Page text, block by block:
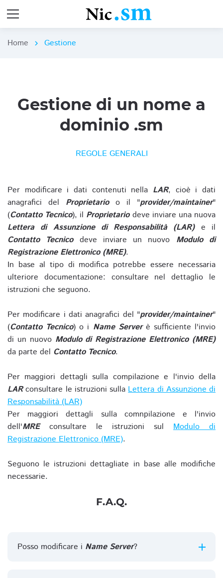
Home chevron_right Gestione
Gestione di un nome a
dominio .sm
REGOLE GENERALI
Per modificare i dati contenuti nella LAR, cioè i dati
anagrafici del Proprietarioo il "provider/maintainer"
(Contatto Tecnico), il Proprietariodeve inviare una nuova
Lettera di Assunzione di Responsabilità (LAR)e il
Contatto Tecnicodeve inviare un nuovo Modulo di
Registrazione Elettronico (MRE).
In base al tipo di modifica potrebbe essere necessaria
ulteriore documentazione: consultare nel dettaglio le
istruzioni che seguono.
Per modificare i dati anagrafici del "provider/maintainer"
(Contatto Tecnico) o i Name Serverè sufficiente l'invio
di un nuovo Modulo di Registrazione Elettronico (MRE)
da parte del Contatto Tecnico.
Per maggiori dettagli sulla compilazione e l'invio della
LARconsultare le istruzioni sullaLettera di Assunzione di
Responsabilità (LAR)
Per maggiori dettagli sulla comnpilazione e l'invio
dell'MREconsultare le istruzioni sul Modulo di
Registrazione Elettronico (MRE).
Seguono le istruzioni dettagliate in base alle modifiche
necessarie.
F.A.Q.
Posso modificare i Name Server?